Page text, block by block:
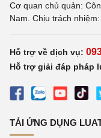
Cơ quan chủ quản:
Nam. Chịu trách
Hỗ trợ về dịch vụ:
Hỗ trợ giải đáp pháp
TẢI ỨNG DỤNG